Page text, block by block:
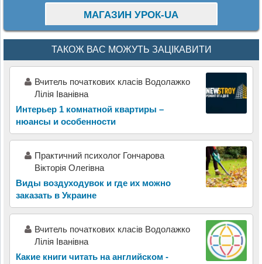
МАГАЗИН УРОК-UA
ТАКОЖ ВАС МОЖУТЬ ЗАЦІКАВИТИ
Вчитель початкових класів Водолажко
Лілія Іванівна
Интерьер 1 комнатной квартиры –
нюансы и особенности
Практичний психолог Гончарова
Вікторія Олегівна
Виды воздуходувок и где их можно
заказать в Украине
Вчитель початкових класів Водолажко
Лілія Іванівна
Какие книги читать на английском -